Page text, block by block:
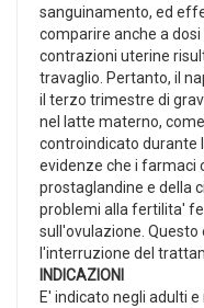
sanguinamento, ed
comparire anche a
contrazioni uterine
travaglio. Pertanto, il
il terzo trimestre di
nel latte materno,
controindicato durante
evidenze che i farmaci
prostaglandine e della
problemi alla fertilita'
sull'ovulazione.
l'interruzione del
INDICAZIONI
E' indicato negli adulti